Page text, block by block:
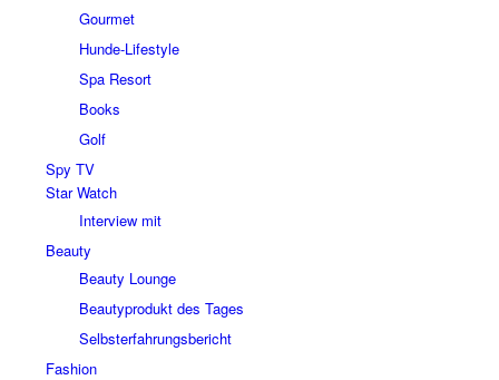
Gourmet
Hunde-Lifestyle
Spa Resort
Books
Golf
Spy TV
Star Watch
Interview mit
Beauty
Beauty Lounge
Beautyprodukt des Tages
Selbsterfahrungsbericht
Fashion